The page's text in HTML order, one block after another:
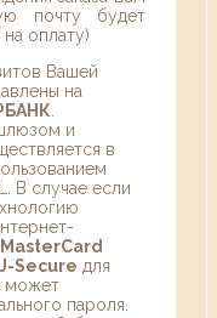
почту будет
оплату)
Вашей
на
и
в
В случае если
Secure для
может
пароля.